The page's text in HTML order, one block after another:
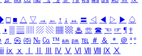
□ ■ △ ▽ → ← ↑ ↓ ↔ 〓 ◁ ◀ ▷ ▶ ♤
◑ ▒ ▤ ▨ ▧ ▦ ▩ ♨ ☏ ☎ ☜ ☞ ¶ †
♬ ㉿ ㈜ № ㏇ ™ ㏂ ㏘ ℡ ＃ ＆ ＊ ＠ ª º
ⅸ ⅹ Ⅳ Ⅴ Ⅵ Ⅶ Ⅷ Ⅸ Ⅹ